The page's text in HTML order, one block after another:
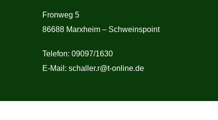
Fronweg 5
86688 Marxheim – Schweinspoint
Telefon: 09097/1630
E-Mail: schaller.r@t-online.de